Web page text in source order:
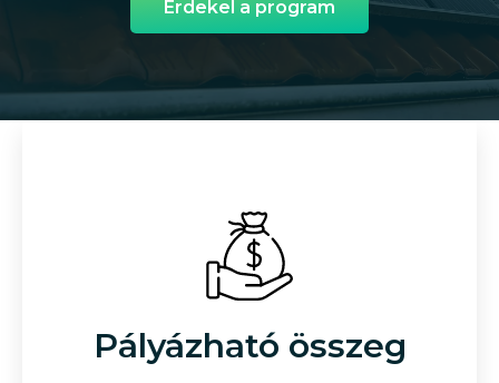
Érdekel a program
Pályázható összeg